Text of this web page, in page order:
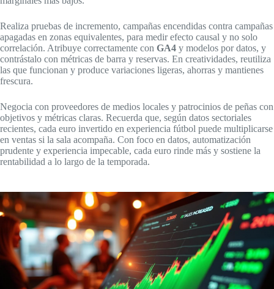
Realiza pruebas de incremento, campañas encendidas contra campañas
apagadas en zonas equivalentes, para medir efecto causal y no solo
correlación. Atribuye correctamente con GA4 y modelos por datos, y
contrástalo con métricas de barra y reservas. En creatividades, reutiliza
las que funcionan y produce variaciones ligeras, ahorras y mantienes
frescura.
Negocia con proveedores de medios locales y patrocinios de peñas con
objetivos y métricas claras. Recuerda que, según datos sectoriales
recientes, cada euro invertido en experiencia fútbol puede multiplicarse
en ventas si la sala acompaña. Con foco en datos, automatización
prudente y experiencia impecable, cada euro rinde más y sostiene la
rentabilidad a lo largo de la temporada.